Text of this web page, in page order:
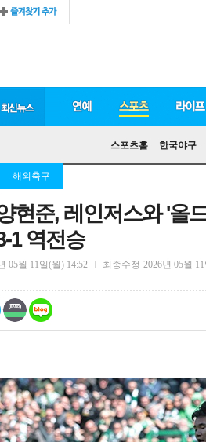
즐겨찾기
스포츠홈 한국야구
해외축구
현준, 레인저스와 '올
1 역전승
05월 11일(월) 14:52 최종수정 2026년 05월
0